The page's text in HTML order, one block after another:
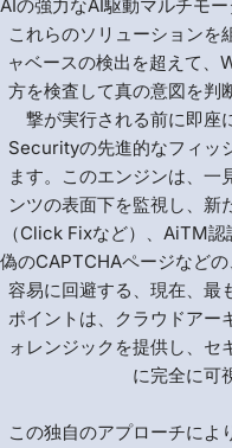
AIの強力なAI駆動マルチモ
これらのソリューションを
ャベースの検出を超えて、
方を検査して真の意図を判
撃が実行される前に即座
Securityの先進的なフィッ
ます。このエンジンは、一
ンツの表面下を監視し、新
（Click Fixなど）、AiTM認
偽のCAPTCHAページなど
容易に回避する、現在、最
ポイントは、クラウドアー
ォレンジックを提供し、セ
に完全に可
この独自のアプローチによ